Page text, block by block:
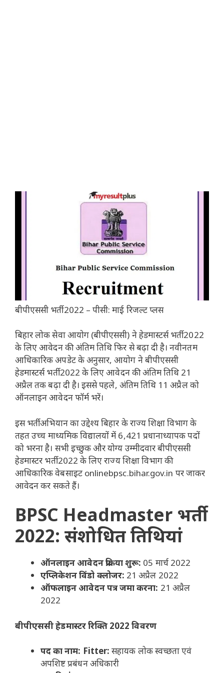
बीपीएससी भर्ती 2022 – पीसी: माई रिजल्ट प्लस
बिहार लोक सेवा आयोग (बीपीएससी) ने हेडमास्टर्स भर्ती 2022
के लिए आवेदन की अंतिम तिथि फिर से बढ़ा दी है। नवीनतम
आधिकारिक अपडेट के अनुसार, आयोग ने बीपीएससी
हेडमास्टर्स भर्ती 2022 के लिए आवेदन की अंतिम तिथि 21
अप्रैल तक बढ़ा दी है। इससे पहले, अंतिम तिथि 11 अप्रैल को
ऑनलाइन आवेदन फॉर्म भरें।
इस भर्ती अभियान का उद्देश्य बिहार के राज्य शिक्षा विभाग के
तहत उच्च माध्यमिक विद्यालयों में 6,421 प्रधानाध्यापक पदों
को भरना है। सभी इच्छुक और योग्य उम्मीदवार बीपीएससी
हेडमास्टर भर्ती 2022 के लिए राज्य शिक्षा विभाग की
आधिकारिक वेबसाइट onlinebpsc.bihar.gov.in पर जाकर
आवेदन कर सकते हैं।
BPSC Headmaster भर्ती
2022: संशोधित तिथियां
ऑनलाइन आवेदन प्रक्रिया शुरू: 05 मार्च 2022
एप्लिकेशन विंडो क्लोजर: 21 अप्रैल 2022
ऑफलाइन आवेदन पत्र जमा करना: 21 अप्रैल
2022
बीपीएससी हेडमास्टर रिक्ति 2022 विवरण
पद का नाम: Fitter: सहायक लोक स्वच्छता एवं
अपशिष्ट प्रबंधन अधिकारी